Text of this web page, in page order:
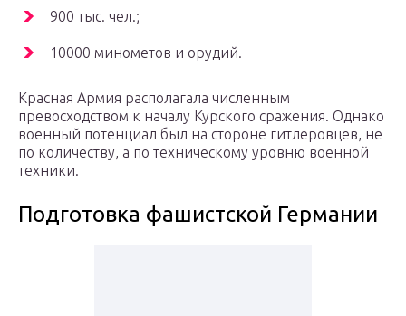
900 тыс. чел.;
10000 минометов и орудий.
Красная Армия располагала численным
превосходством к началу Курского сражения. Однако
военный потенциал был на стороне гитлеровцев, не
по количеству, а по техническому уровню военной
техники.
Подготовка фашистской Германии